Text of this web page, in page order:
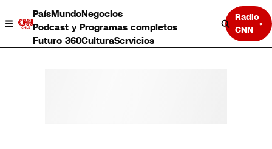
PaísMundoNegocios
Podcast y Programas completos
Futuro 360CulturaServicios
Radio
CNN